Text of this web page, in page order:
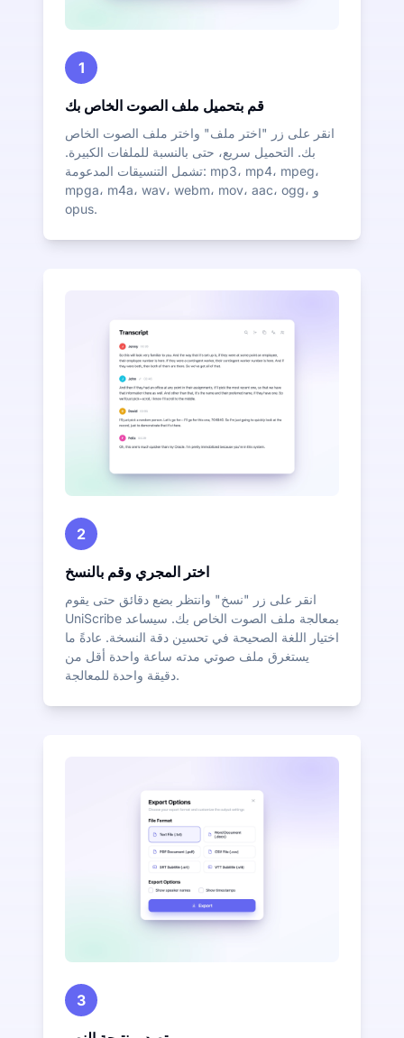
1
قم بتحميل ملف الصوت الخاص بك
انقر على زر "اختر ملف" واختر ملف الصوت الخاص
بك. التحميل سريع، حتى بالنسبة للملفات الكبيرة.
تشمل التنسيقات المدعومة: mp3، mp4، mpeg،
mpga، m4a، wav، webm، mov، aac، ogg، و
opus.
2
اختر المجري وقم بالنسخ
انقر على زر "نسخ" وانتظر بضع دقائق حتى يقوم
UniScribe بمعالجة ملف الصوت الخاص بك. سيساعد
اختيار اللغة الصحيحة في تحسين دقة النسخة. عادةً ما
يستغرق ملف صوتي مدته ساعة واحدة أقل من
دقيقة واحدة للمعالجة.
3